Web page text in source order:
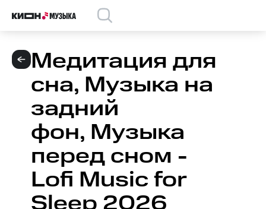
Медитация для
сна, Музыка на
задний
фон, Музыка
перед сном -
Lofi Music for